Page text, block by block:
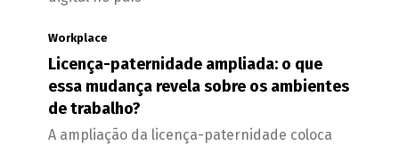
Workplace
Licença-paternidade ampliada: o que
essa mudança revela sobre os ambientes
de trabalho?
A ampliação da licença-paternidade coloca